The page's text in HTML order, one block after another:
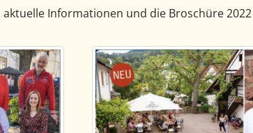
Informationen und die Broschüre